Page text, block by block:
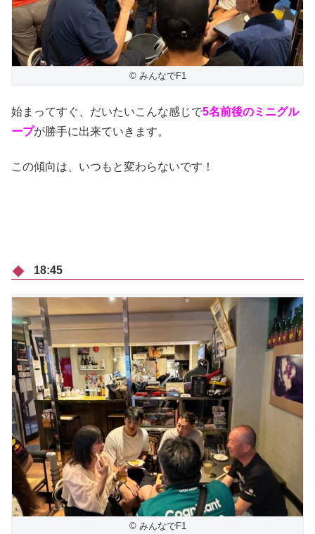
© みんなでF1
始まってすぐ、だいたいこんな感じで5名前後のミニグル
ープが勝手に出来ていきます。
この傾向は、いつもと変わらないです！
18:45
© みんなでF1